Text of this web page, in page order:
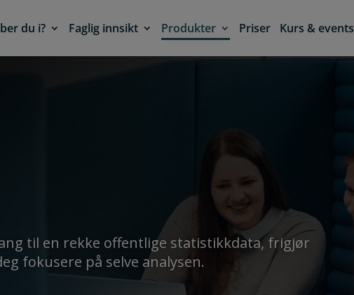
du i? Faglig innsikt Produkter Priser Kurs & events
til en rekke offentlige statistikkdata, frigjør
fokusere på selve analysen.